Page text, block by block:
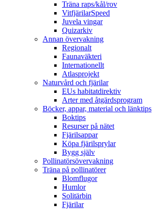
Träna raps/kål/rov
VitfjärilarSpeed
Juvela vingar
Quizarkiv
Annan övervakning
Regionalt
Faunaväkteri
Internationellt
Atlasprojekt
Naturvård och fjärilar
EUs habitatdirektiv
Arter med åtgärdsprogram
Böcker, appar, material och länktips
Boktips
Resurser på nätet
Fjärilsappar
Köpa fjärilsprylar
Bygg själv
Pollinatörsövervakning
Träna på pollinatörer
Blomflugor
Humlor
Solitärbin
Fjärilar